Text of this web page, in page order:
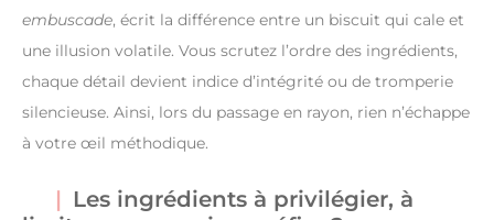
embuscade, écrit la différence entre un biscuit qui cale et
une illusion volatile. Vous scrutez l’ordre des ingrédients,
chaque détail devient indice d’intégrité ou de tromperie
silencieuse. Ainsi, lors du passage en rayon, rien n’échappe
à votre œil méthodique.
Les ingrédients à privilégier, à